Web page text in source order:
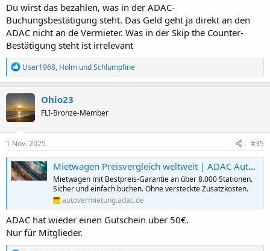
Ich nehme an das hängt damit der Kursschwankung von der
Buchung (im März) und jetzt zusammen.
Aber welchen Betrag zahle ich jetzt?
Du wirst das bezahlen, was in der ADAC-
Buchungsbestätigung steht. Das Geld geht ja direkt an den
ADAC nicht an de Vermieter. Was in der Skip the Counter-
Bestätigung steht ist irrelevant
R
e
a
k
t
i
o
n
e
:
User1968, Holm undSchlumpfine
Ohio23
FLI-Bronze-Member
1 Nov. 2025 #35
Mietwagen Preisvergleich weltweit | ADAC Autovermietung
Mietwagen mit Bestpreis-Garantie an über 8.000 Stationen.
Sicher und einfach buchen. Ohne versteckte Zusatzkosten.
autovermietung.adac.de
ADAC hat wieder einen Gutschein über 50€.
Nur für Mitglieder.